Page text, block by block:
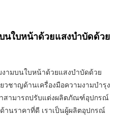
นใบหน้าด้วยแสงบำบัดด้วย
ามบนใบหน้าด้วยแสงบำบัดด้วย
วชาญด้านเครื่องมือความงามบำรุง
าสามารถปรับแต่งผลิตภัณฑ์อุปกรณ์
านราคาที่ดี เราเป็นผู้ผลิตอุปกรณ์